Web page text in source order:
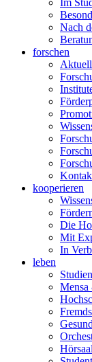
Im
Nach
forschen
kooperieren
Die
Mit
In
leben
Mensa